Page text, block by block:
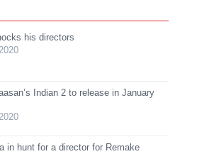
his directors
Indian 2 to release in January
in hunt for a director for Remake